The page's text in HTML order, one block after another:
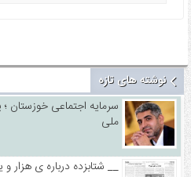
نوشته های تازه
سرمایه اجتماعی خوزستان
ملی
_ شتابزده درباره ی هزار و یک شب __